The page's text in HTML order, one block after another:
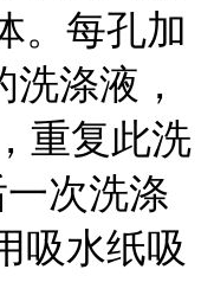
。每孔加
洗涤液，
重复此洗
次洗涤
吸水纸吸